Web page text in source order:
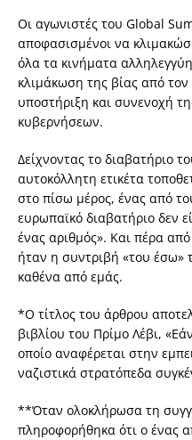
Οι αγωνιστές του Global
αποφασισμένοι να
όλα τα κινήματα
κλιμάκωση της βίας από τον
υποστήριξη και συνενοχή
κυβερνήσεων.
Δείχνοντας το διαβατήριο
αυτοκόλλητη ετικέτα
στο πίσω μέρος, ένας από
ευρωπαϊκό διαβατήριο δεν
ένας αριθμός». Και πέρα
ήταν η συντριβή «του έσω»
καθένα από εμάς.
*Ο τίτλος του άρθρου
βιβλίου του Πρίμο Λέβι,
οποίο αναφέρεται στην
ναζιστικά στρατόπεδα
**Όταν ολοκλήρωσα τη
πληροφορήθηκα ότι ο ένας